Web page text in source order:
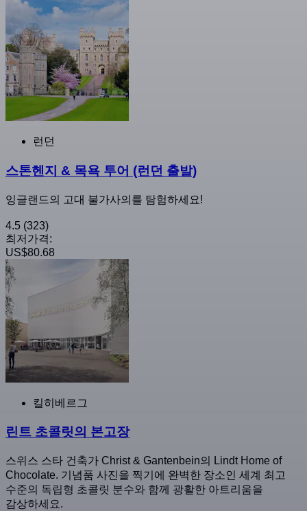
런던
스톤헨지 & 목욕 투어 (런던 출발)
잉글랜드의 고대 불가사의를 탐험하세요!
4.5 (323)
최저가격:
US$80.68
킬히베르그
린트 초콜릿의 본고장
스위스 스타 건축가 Christ & Gantenbein의 Lindt Home of
Chocolate. 기념품 사진을 찍기에 완벽한 장소인 세계 최고
수준의 독립형 초콜릿 분수와 함께 광활한 아트리움을
감상하세요.